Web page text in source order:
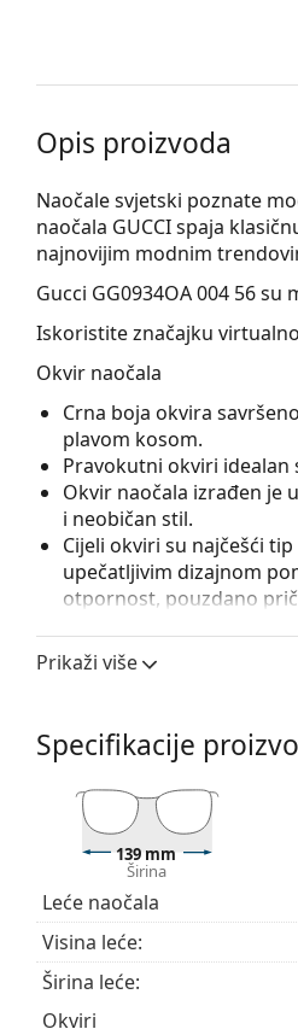
Opis proizvoda
Naočale svjetski poznate
naočala GUCCI spaja
najnovijim modnim
Gucci GG0934OA 004 56su
Iskoristite značajku
Okvir naočala
Crna boja okvira
plavom kosom.
Pravokutni okviri
Okvir naočala izrađen je
i neobičan stil.
Cijeli okviri su najčešći
upečatljivim dizajnom
otpornost, pouzdano
Podesivi nosni jastučići
prilagođavaju obliku
Pribor
Naočale isporučujemo
Krpa koja se nalazi u
sadržavati tekstilnu
Istražite cijelu ponudu
kupnju naočala
Ovo je medicinski
Prikaži više
Specifikacije
139 mm
Širina
Leće naočala
Visina leće:
Širina leće:
Okviri